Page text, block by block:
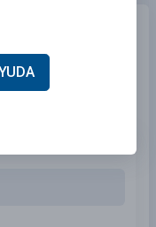
a tus necesidades.